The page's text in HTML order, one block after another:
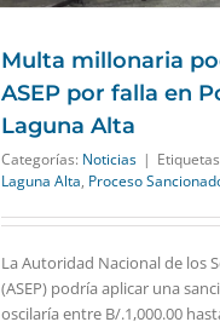
Multa millonaria
ASEP por falla en
Laguna Alta
Categorías: Noticias |
Laguna Alta, Proceso
La Autoridad Nacional de los
(ASEP) podría aplicar una
oscilaría entre B/.1,000.00